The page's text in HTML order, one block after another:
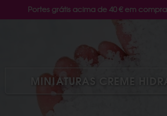
Portes grátis acima de 40 € em
MINIATURAS CREME